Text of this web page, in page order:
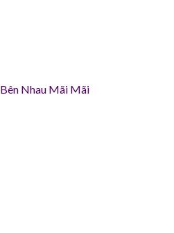
Bên Nhau Mãi Mãi